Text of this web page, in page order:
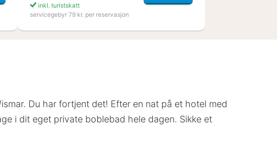
inkl. turistskatt
servicegebyr 79 kr. per reservasjon
Du har fortjent det! Efter en nat på et hotel med
i dit eget private boblebad hele dagen. Sikke et